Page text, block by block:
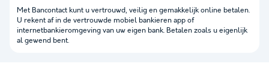
Met Bancontact kunt u vertrouwd, veilig en gemakkelijk online betalen.
U rekent af in de vertrouwde mobiel bankieren app of
internetbankieromgeving van uw eigen bank. Betalen zoals u eigenlijk
al gewend bent.